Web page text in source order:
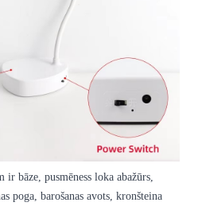
ir bāze, pusmēness loka abažūrs,
poga, barošanas avots, kronšteina